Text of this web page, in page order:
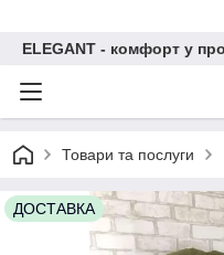
ELEGANT - комфорт у
Товари та послуги
ДОСТАВКА